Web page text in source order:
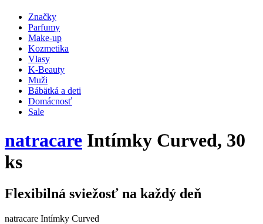
Značky
Parfumy
Make-up
Kozmetika
Vlasy
K-Beauty
Muži
Bábätká a deti
Domácnosť
Sale
natracare Intímky Curved, 30
ks
Flexibilná sviežosť na každý deň
natracare Intímky Curved